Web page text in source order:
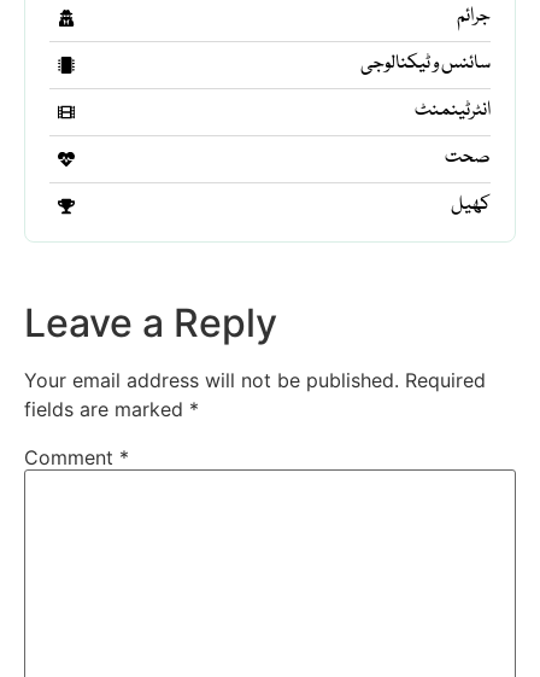
جرائم
سائنس و ٹیکنالوجی
انٹرٹینمنٹ
صحت
کھیل
Leave a Reply
Your email address will not be published. Required
fields are marked *
Comment *